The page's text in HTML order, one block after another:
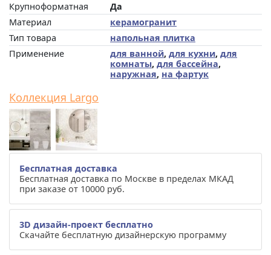
Крупноформатная
Да
Материал
керамогранит
Тип товара
напольная плитка
Применение
для ванной, для кухни, для
комнаты, для бассейна,
наружная, на фартук
Коллекция Largo
Бесплатная доставка
Бесплатная доставка по Москве в пределах МКАД
при заказе от 10000 руб.
3D дизайн-проект бесплатно
Скачайте бесплатную дизайнерскую программу